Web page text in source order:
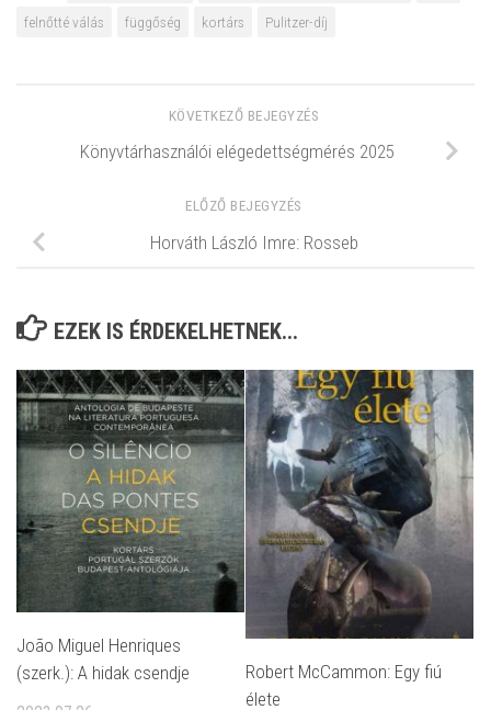
felnőtté válás
függőség kortárs Pulitzer-díj
KÖVETKEZŐ BEJEGYZÉS
Könyvtárhasználói elégedettségmérés 2025
ELŐZŐ BEJEGYZÉS
Horváth László Imre: Rosseb
EZEK IS ÉRDEKELHETNEK...
João Miguel Henriques
(szerk.): A hidak csendje
Robert McCammon: Egy fiú
élete